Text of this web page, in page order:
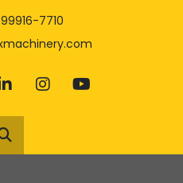
7710
linkedininstagram
youtube
Pesquisar